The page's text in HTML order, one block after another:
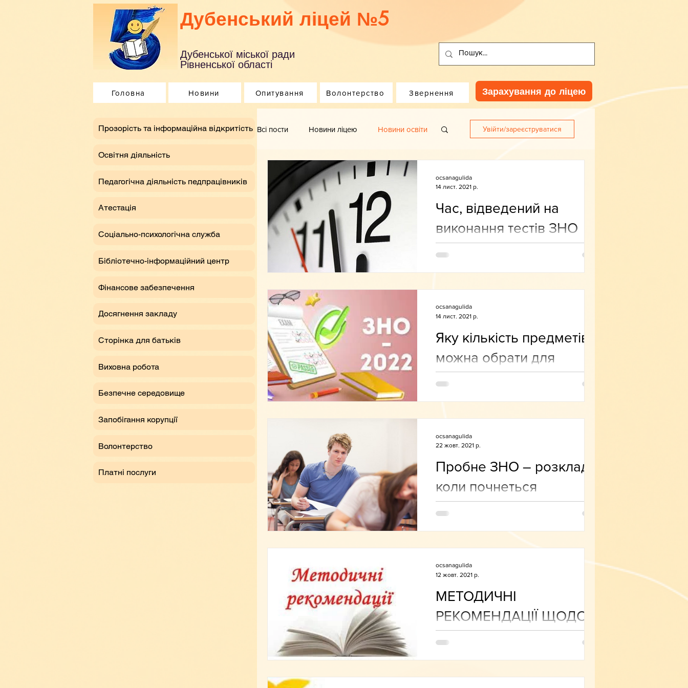
Дубенський ліцей №5
Дубенської міської ради
Рівненської області
Головна Новини Опитування Волонтерство Звернення Зарахування до ліцею
Всі пости Новини ліцею Новини освіти Увійти/зареєструватися
Час, відведений на
виконання тестів ЗНО
ocsanagulida
14 лист. 2021 р.
Яку кількість предметів
можна обрати для
проходження ЗНО?
ocsanagulida
14 лист. 2021 р.
Пробне ЗНО – розклад і
коли почнеться
реєстрація
ocsanagulida
22 жовт. 2021 р.
МЕТОДИЧНІ
РЕКОМЕНДАЦІЇ ЩОДО
ВИКЛАДАННЯ
НАВЧАЛЬНИХ
ПРЕДМЕТІВ У
ocsanagulida
12 жовт. 2021 р.
​Прозорість та інформаційна відкритість
Освітня діяльність
Педагогічна діяльність педпрацівників
Атестація
Соціально-психологічна служба
Бібліотечно-інформаційний центр
Фінансове забезпечення
Досягнення закладу
Сторінка для батьків
Виховна робота
Безпечне середовище
Запобігання корупції
Волонтерство
Платні послуги